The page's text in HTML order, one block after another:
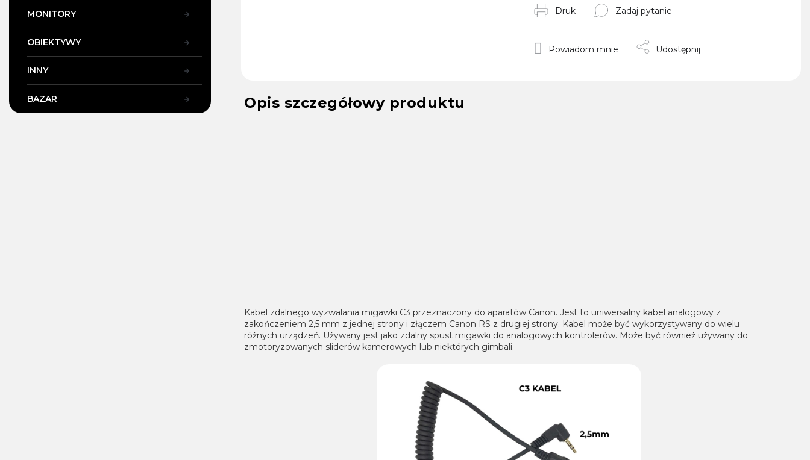
MONITORY
OBIEKTYWY
INNY
BAZAR
Druk Zadaj pytanie
Powiadom mnie Udostępnij
Opis szczegółowy produktu
Kabel zdalnego wyzwalania migawki C3 przeznaczony do aparatów Canon. Jest to uniwersalny kabel analogowy z
zakończeniem 2,5 mm z jednej strony i złączem Canon RS z drugiej strony. Kabel może być wykorzystywany do wielu
różnych urządzeń. Używany jest jako zdalny spust migawki do analogowych kontrolerów. Może być również używany do
zmotoryzowanych sliderów kamerowych lub niektórych gimbali.